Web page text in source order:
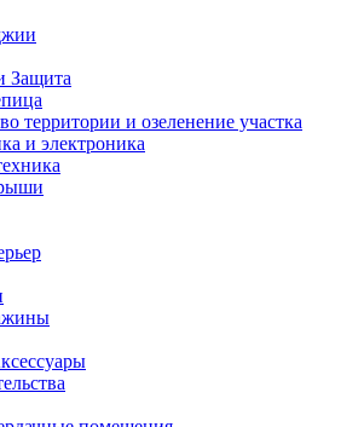
Защита
территории и озеленение участка
и электроника